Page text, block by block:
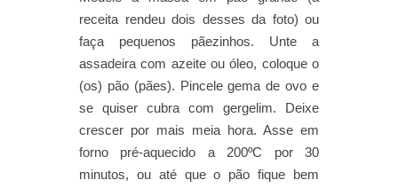
receita rendeu dois desses da foto) ou
faça pequenos pãezinhos. Unte a
assadeira com azeite ou óleo, coloque o
(os) pão (pães). Pincele gema de ovo e
se quiser cubra com gergelim. Deixe
crescer por mais meia hora. Asse em
forno pré-aquecido a 200ºC por 30
minutos, ou até que o pão fique bem